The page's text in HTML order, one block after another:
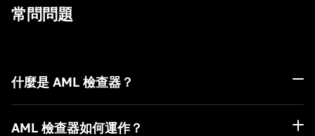
常問問題
什麼是 AML 檢查器？
AML 檢查器如何運作？